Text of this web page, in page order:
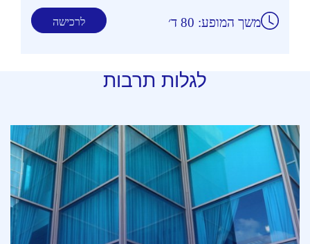
לרכישה משך המופע: 80 ד׳
לגלות תרבות